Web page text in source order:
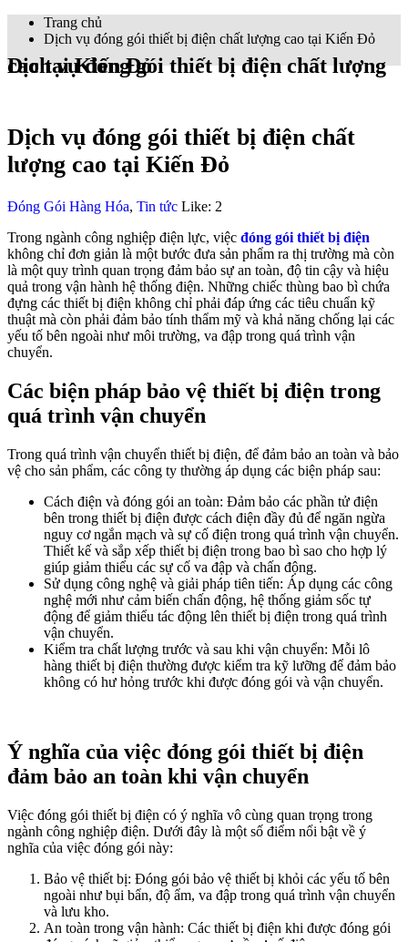
Trang chủ
Dịch vụ đóng gói thiết bị điện chất lượng cao tại Kiến Đỏ
Dịch vụ đóng gói thiết bị điện chất lượng cao tại Kiến Đỏ
Dịch vụ đóng gói thiết bị điện chất
lượng cao tại Kiến Đỏ
Đóng Gói Hàng Hóa, Tin tức Like: 2
Trong ngành công nghiệp điện lực, việc đóng gói thiết bị điện
không chỉ đơn giản là một bước đưa sản phẩm ra thị trường mà còn
là một quy trình quan trọng đảm bảo sự an toàn, độ tin cậy và hiệu
quả trong vận hành hệ thống điện. Những chiếc thùng bao bì chứa
đựng các thiết bị điện không chỉ phải đáp ứng các tiêu chuẩn kỹ
thuật mà còn phải đảm bảo tính thẩm mỹ và khả năng chống lại các
yếu tố bên ngoài như môi trường, va đập trong quá trình vận
chuyển.
Các biện pháp bảo vệ thiết bị điện trong
quá trình vận chuyển
Trong quá trình vận chuyển thiết bị điện, để đảm bảo an toàn và bảo
vệ cho sản phẩm, các công ty thường áp dụng các biện pháp sau:
Cách điện và đóng gói an toàn: Đảm bảo các phần tử điện
bên trong thiết bị điện được cách điện đầy đủ để ngăn ngừa
nguy cơ ngắn mạch và sự cố điện trong quá trình vận chuyển.
Thiết kế và sắp xếp thiết bị điện trong bao bì sao cho hợp lý
giúp giảm thiểu các sự cố va đập và chấn động.
Sử dụng công nghệ và giải pháp tiên tiến: Áp dụng các công
nghệ mới như cảm biến chấn động, hệ thống giảm sốc tự
động để giảm thiểu tác động lên thiết bị điện trong quá trình
vận chuyển.
Kiểm tra chất lượng trước và sau khi vận chuyển: Mỗi lô
hàng thiết bị điện thường được kiểm tra kỹ lưỡng để đảm bảo
không có hư hỏng trước khi được đóng gói và vận chuyển.
Ý nghĩa của việc đóng gói thiết bị điện
đảm bảo an toàn khi vận chuyển
Việc đóng gói thiết bị điện có ý nghĩa vô cùng quan trọng trong
ngành công nghiệp điện. Dưới đây là một số điểm nổi bật về ý
nghĩa của việc đóng gói này:
Bảo vệ thiết bị: Đóng gói bảo vệ thiết bị khỏi các yếu tố bên
ngoài như bụi bẩn, độ ẩm, va đập trong quá trình vận chuyển
và lưu kho.
An toàn trong vận hành: Các thiết bị điện khi được đóng gói